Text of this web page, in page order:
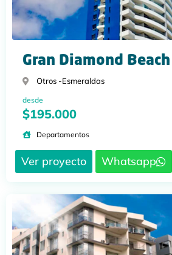
Gran Diamond Beach
Otros -Esmeraldas
desde
$195.000
Departamentos
Ver proyecto Whatsapp